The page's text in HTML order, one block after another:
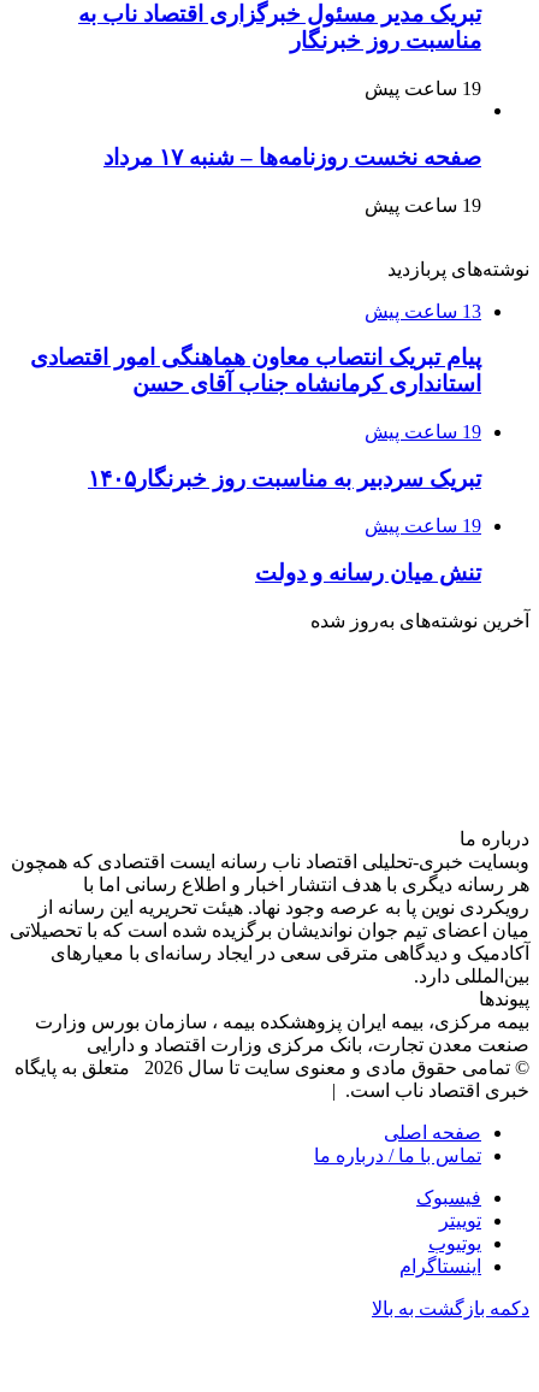
تبریک مدیر مسئول خبرگزاری اقتصاد ناب به
مناسبت روز خبرنگار
19 ساعت پیش
صفحه نخست روزنامه‌ها – شنبه ۱۷ مرداد
19 ساعت پیش
نوشته‌های پربازدید
13 ساعت پیش
پیام تبریک انتصاب معاون هماهنگی امور اقتصادی
استانداری کرمانشاه جناب آقای حسن
19 ساعت پیش
تبریک سردبیر به مناسبت روز خبرنگار۱۴۰۵
19 ساعت پیش
تنش میان رسانه و دولت
آخرین نوشته‌های‌ به‌روز شده
درباره‌ ما
وبسایت خبری-تحلیلی اقتصاد ناب رسانه‌ ایست اقتصادی که همچون
هر رسانه دیگری با هدف انتشار اخبار و اطلاع رسانی اما با
رویکردی نوین پا به عرصه وجود نهاد. هیئت تحریریه این رسانه از
میان اعضای تیم جوان نواندیشان برگزیده شده است که با تحصیلاتی
آکادمیک و دیدگاهی‌ مترقی سعی در ایجاد رسانه‌ای با معیار‌های
بین‌المللی دارد.
پیوندها
بیمه مرکزی، بیمه ایران پزوهشکده بیمه ، سازمان بورس وزارت
صنعت معدن تجارت، بانک مرکزی وزارت اقتصاد و دارایی
© تمامی حقوق مادی و معنوی سایت تا سال 2026 متعلق به پایگاه
خبری اقتصاد ناب است. |
صفحه اصلی
تماس با ما / درباره ما
فیسبوک
توییتر
یوتیوب
اینستاگرام
دکمه بازگشت به بالا